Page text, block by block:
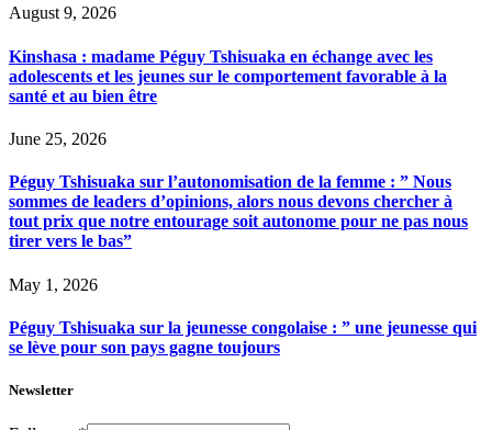
August 9, 2026
Kinshasa : madame Péguy Tshisuaka en échange avec les
adolescents et les jeunes sur le comportement favorable à la
santé et au bien être
June 25, 2026
Péguy Tshisuaka sur l’autonomisation de la femme : ” Nous
sommes de leaders d’opinions, alors nous devons chercher à
tout prix que notre entourage soit autonome pour ne pas nous
tirer vers le bas”
May 1, 2026
Péguy Tshisuaka sur la jeunesse congolaise : ” une jeunesse qui
se lève pour son pays gagne toujours
Newsletter